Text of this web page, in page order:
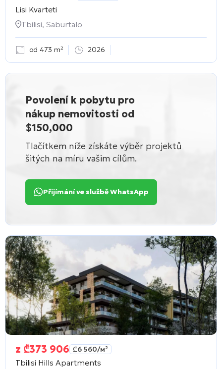
Lisi Kvarteti
Tbilisi, Saburtalo
od 473 m² 2026
Povolení k pobytu pro
nákup nemovitosti od
$150,000
Tlačítkem níže získáte výběr projektů
šitých na míru vašim cílům.
Přijímání ve službě WhatsApp
z ₾373 906 ₾6 560/м²
Tbilisi Hills Apartments